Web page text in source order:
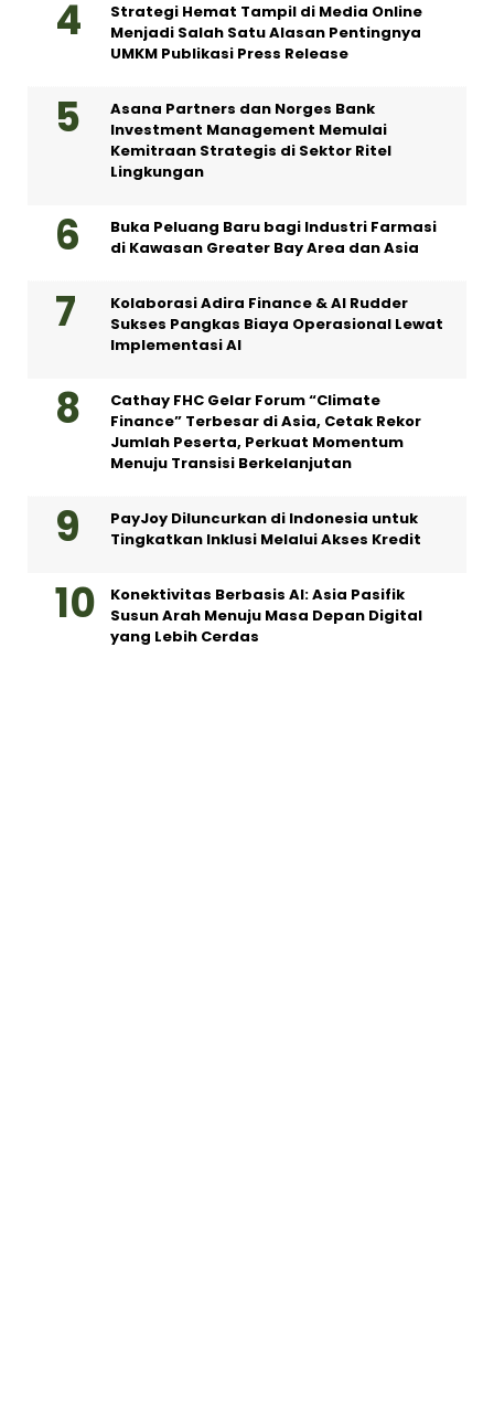
Strategi Hemat Tampil di Media Online
Menjadi Salah Satu Alasan Pentingnya
UMKM Publikasi Press Release
Asana Partners dan Norges Bank
Investment Management Memulai
Kemitraan Strategis di Sektor Ritel
Lingkungan
Buka Peluang Baru bagi Industri Farmasi
di Kawasan Greater Bay Area dan Asia
Kolaborasi Adira Finance & AI Rudder
Sukses Pangkas Biaya Operasional Lewat
Implementasi AI
Cathay FHC Gelar Forum “Climate
Finance” Terbesar di Asia, Cetak Rekor
Jumlah Peserta, Perkuat Momentum
Menuju Transisi Berkelanjutan
PayJoy Diluncurkan di Indonesia untuk
Tingkatkan Inklusi Melalui Akses Kredit
Konektivitas Berbasis AI: Asia Pasifik
Susun Arah Menuju Masa Depan Digital
yang Lebih Cerdas